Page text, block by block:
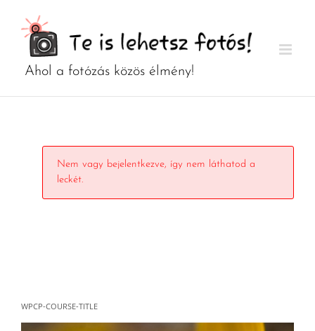
Nem vagy bejelentkezve, így nem láthatod a
leckét.
WPCP-COURSE-TITLE